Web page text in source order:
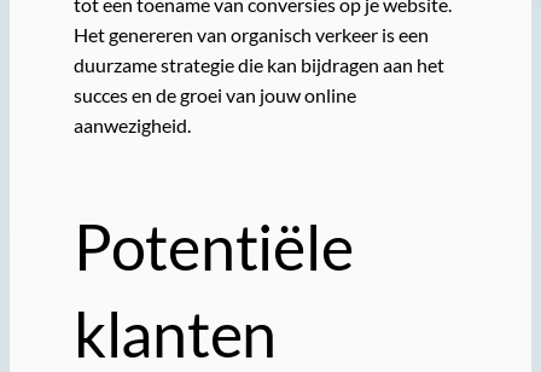
Het genereren van organisch verkeer is een
duurzame strategie die kan bijdragen aan het
succes en de groei van jouw online
aanwezigheid.
Potentiële
klanten